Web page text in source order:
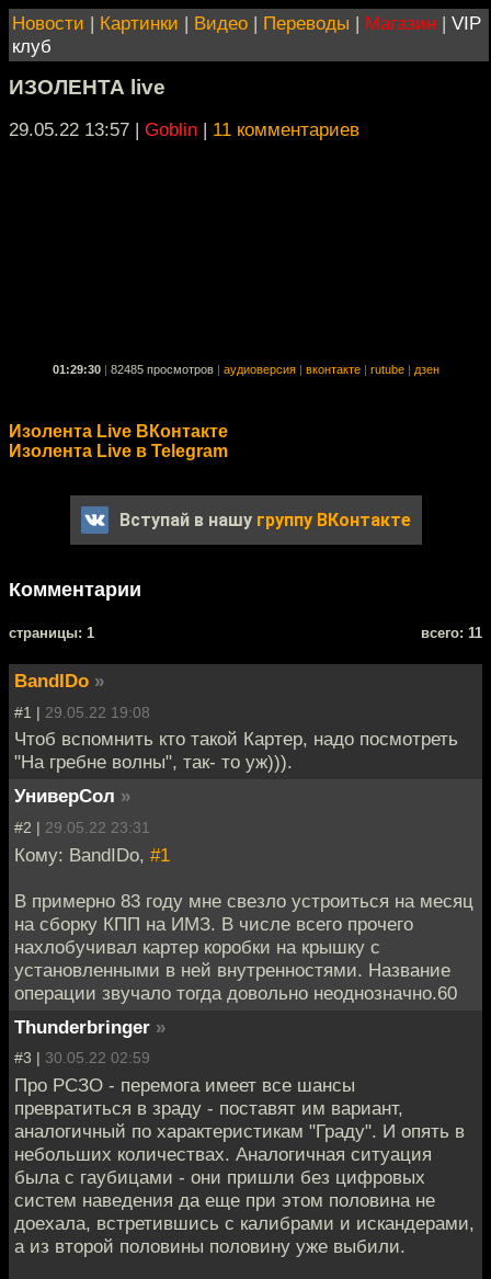
Новости | Картинки | Видео | Переводы | Магазин | VIP
клуб
ИЗОЛЕНТА live
29.05.22 13:57 | Goblin | 11 комментариев
01:29:30 82485 просмотров аудиоверсия вконтакте rutube дзен
Изолента Live ВКонтакте
Изолента Live в Telegram
Вступай в нашу группу ВКонтакте
Комментарии
cтраницы: 1 всего: 11
BandIDo »
#1 | 29.05.22 19:08
Чтоб вспомнить кто такой Картер, надо посмотреть
"На гребне волны", так- то уж))).
УниверСол »
#2 | 29.05.22 23:31
Кому: BandIDo, #1
В примерно 83 году мне свезло устроиться на месяц
на сборку КПП на ИМЗ. В числе всего прочего
нахлобучивал картер коробки на крышку с
установленными в ней внутренностями. Название
операции звучало тогда довольно неоднозначно.60
Thunderbringer »
#3 | 30.05.22 02:59
Про РСЗО - перемога имеет все шансы
превратиться в зраду - поставят им вариант,
аналогичный по характеристикам "Граду". И опять в
небольших количествах. Аналогичная ситуация
была с гаубицами - они пришли без цифровых
систем наведения да еще при этом половина не
доехала, встретившись с калибрами и искандерами,
а из второй половины половину уже выбили.